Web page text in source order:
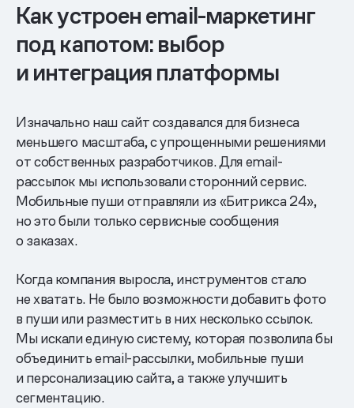
Как устроен email-маркетинг
под капотом: выбор
и интеграция платформы
Изначально наш сайт создавался для бизнеса
меньшего масштаба, с упрощенными решениями
от собственных разработчиков. Для email-
рассылок мы использовали сторонний сервис.
Мобильные пуши отправляли из «Битрикса 24»,
но это были только сервисные сообщения
о заказах.
Когда компания выросла, инструментов стало
не хватать. Не было возможности добавить фото
в пуши или разместить в них несколько ссылок.
Мы искали единую систему, которая позволила бы
объединить email-рассылки, мобильные пуши
и персонализацию сайта, а также улучшить
сегментацию.